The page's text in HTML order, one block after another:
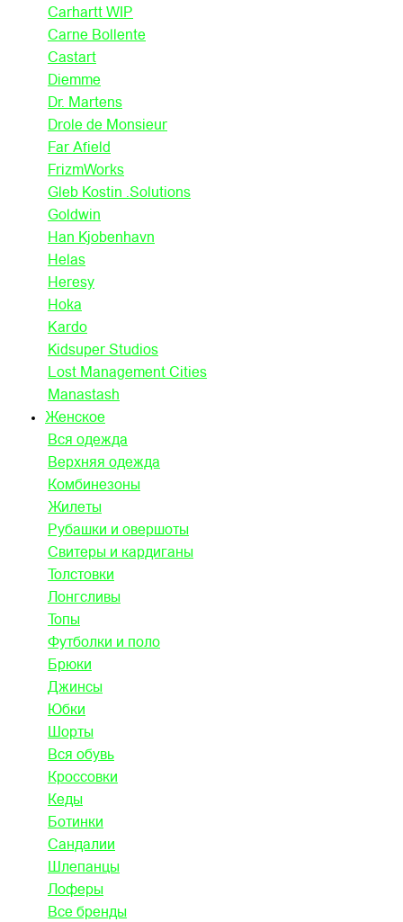
Carhartt WIP
Carne Bollente
Castart
Diemme
Dr. Martens
Drole de Monsieur
Far Afield
FrizmWorks
Gleb Kostin .Solutions
Goldwin
Han Kjobenhavn
Helas
Heresy
Hoka
Kardo
Kidsuper Studios
Lost Management Cities
Manastash
Женское
Вся одежда
Верхняя одежда
Комбинезоны
Жилеты
Рубашки и овершоты
Свитеры и кардиганы
Толстовки
Лонгсливы
Топы
Футболки и поло
Брюки
Джинсы
Юбки
Шорты
Вся обувь
Кроссовки
Кеды
Ботинки
Сандалии
Шлепанцы
Лоферы
Все бренды